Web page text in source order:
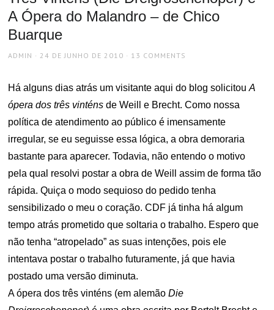
A Ópera do Malandro – de Chico
Buarque
AUTHOR
ADMIN
POSTED
24 DE JUNHO DE 2010 13 COMMENTS
Há alguns dias atrás um visitante aqui do blog solicitouA
ópera dos três vinténsde Weill e Brecht. Como nossa
política de atendimento ao público é imensamente
irregular, se eu seguisse essa lógica, a obra demoraria
bastante para aparecer. Todavia, não entendo o motivo
pela qual resolvi postar a obra de Weill assim de forma tão
rápida. Quiça o modo sequioso do pedido tenha
sensibilizado o meu o coração. CDF já tinha há algum
tempo atrás prometido que soltaria o trabalho. Espero que
não tenha “atropelado” as suas intenções, pois ele
intentava postar o trabalho futuramente, já que havia
postado uma versão diminuta.
A ópera dos três vinténs (em alemãoDie